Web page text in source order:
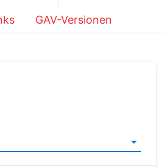
GAV-Versionen